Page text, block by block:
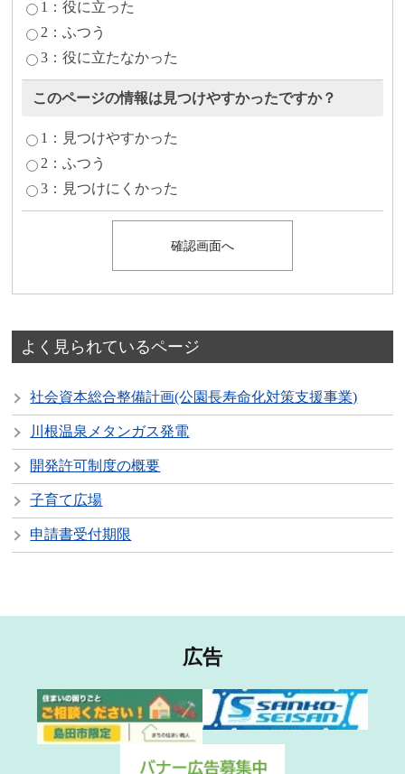
1：役に立った
2：ふつう
3：役に立たなかった
このページの情報は見つけやすかったですか？
1：見つけやすかった
2：ふつう
3：見つけにくかった
よく見られているページ
社会資本総合整備計画(公園長寿命化対策支援事業)
川根温泉メタンガス発電
開発許可制度の概要
子育て広場
申請書受付期限
広告